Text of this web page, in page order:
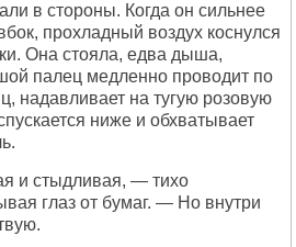
в стороны. Когда он сильнее
прохладный воздух коснулся
Она стояла, едва дыша,
палец медленно проводит по
надавливает на тугую розовую
ниже и обхватывает
и стыдливая, — тихо
глаз от бумаг. — Но внутри